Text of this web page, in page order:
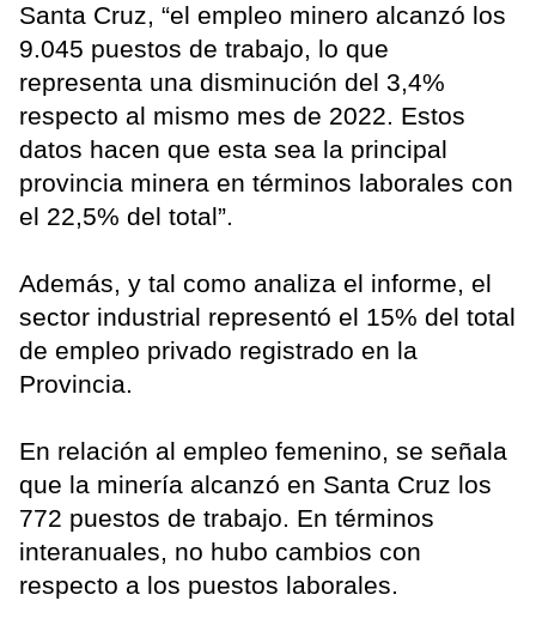
Santa Cruz, “el empleo minero alcanzó los
9.045 puestos de trabajo, lo que
representa una disminución del 3,4%
respecto al mismo mes de 2022. Estos
datos hacen que esta sea la principal
provincia minera en términos laborales con
el 22,5% del total”.
Además, y tal como analiza el informe, el
sector industrial representó el 15% del total
de empleo privado registrado en la
Provincia.
En relación al empleo femenino, se señala
que la minería alcanzó en Santa Cruz los
772 puestos de trabajo. En términos
interanuales, no hubo cambios con
respecto a los puestos laborales.